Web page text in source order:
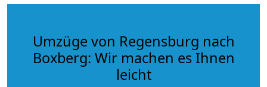
Umzüge von Regensburg nach
Boxberg: Wir machen es Ihnen
leicht